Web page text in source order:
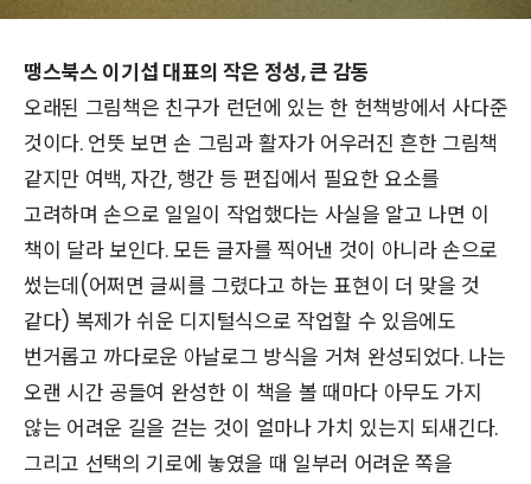
땡스북스 이기섭 대표의 작은 정성, 큰 감동
오래된 그림책은 친구가 런던에 있는 한 헌책방에서 사다준
것이다. 언뜻 보면 손 그림과 활자가 어우러진 흔한 그림책
같지만 여백, 자간, 행간 등 편집에서 필요한 요소를
고려하며 손으로 일일이 작업했다는 사실을 알고 나면 이
책이 달라 보인다. 모든 글자를 찍어낸 것이 아니라 손으로
썼는데(어쩌면 글씨를 그렸다고 하는 표현이 더 맞을 것
같다) 복제가 쉬운 디지털식으로 작업할 수 있음에도
번거롭고 까다로운 아날로그 방식을 거쳐 완성되었다. 나는
오랜 시간 공들여 완성한 이 책을 볼 때마다 아무도 가지
않는 어려운 길을 걷는 것이 얼마나 가치 있는지 되새긴다.
그리고 선택의 기로에 놓였을 때 일부러 어려운 쪽을